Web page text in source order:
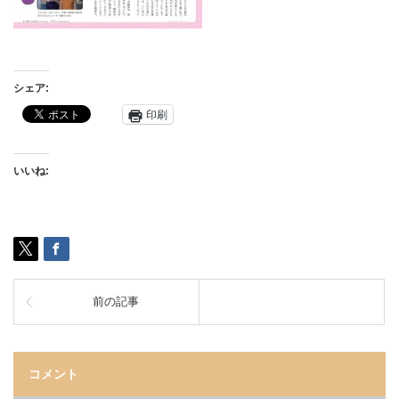
シェア:
印刷
いいね:
前の記事
コメント